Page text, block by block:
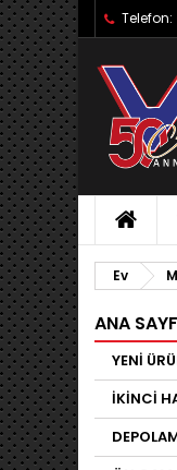
Telefon:
Ev
ANA
YENİ
İKİNCİ